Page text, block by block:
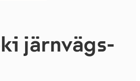
järn­vägs­